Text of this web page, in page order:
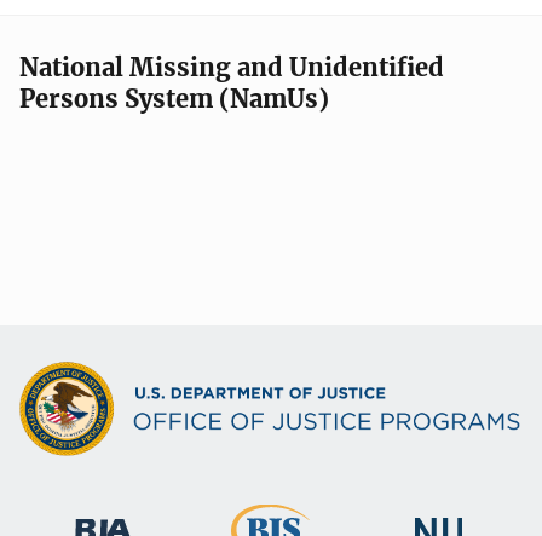
National Missing and Unidentified
Persons System (NamUs)